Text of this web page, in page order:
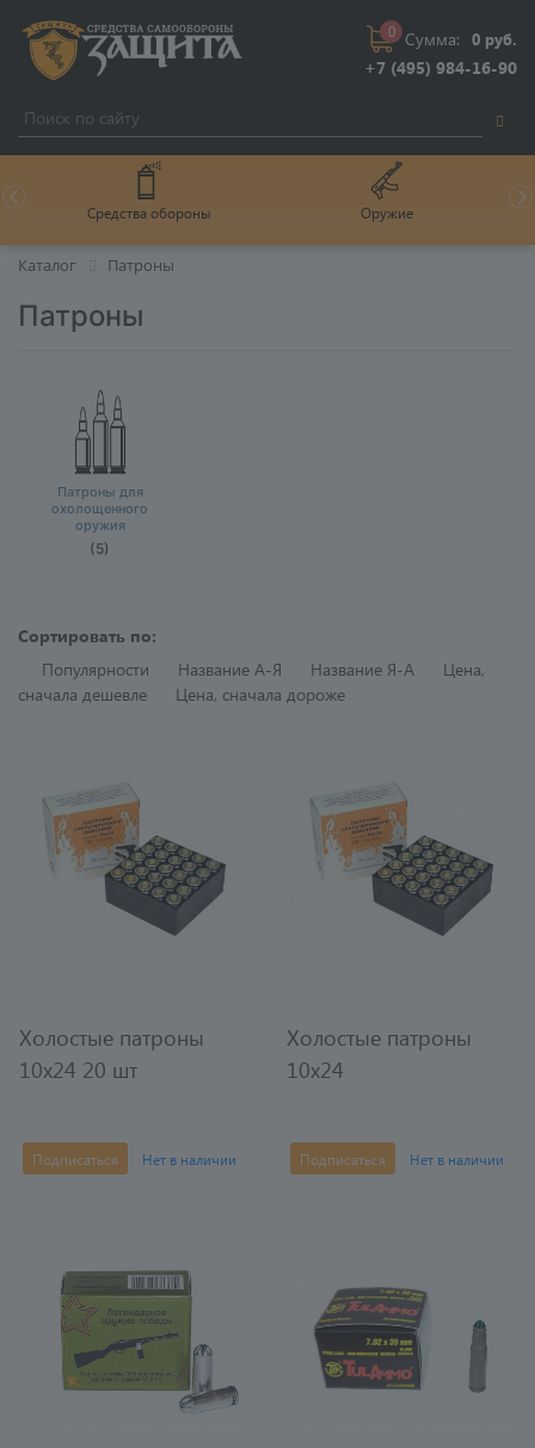
+7 (495) 984-16-90
0 Сумма: 0 руб.
Средства обороны Оружие
Каталог Патроны
Патроны
Патроны для
охолощенного
оружия
(5)
Сортировать по:
Популярности
Название A-Я Название Я-A
Цена,
сначала дешевле
Цена, сначала дороже
Холостые патроны
10х24 20 шт
Подписаться Нет в наличии
Холостые патроны
10х24
Подписаться Нет в наличии